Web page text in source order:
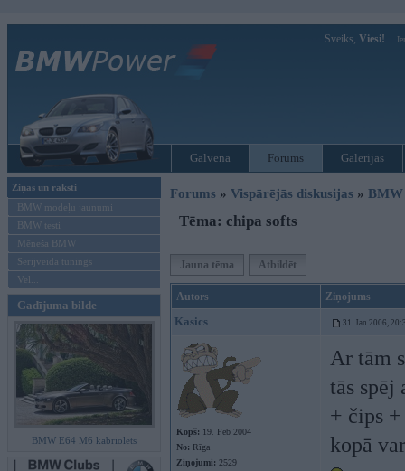
Sveiks, Viesi!
Galvenā Forums Galerijas
Ziņas un raksti
BMW modeļu jaunumi
BMW testi
Mēneša BMW
Sērijveida tūnings
Vel...
Gadījuma bilde
BMW E64 M6 kabriolets
Forums » Vispārējās diskusijas » BMW
Tēma: chipa softs
Jauna tēma Atbildēt
Autors Ziņojums
Kasics 31. Jan 2006,
Kopš: 19. Feb 2004
No: Rīga
Ziņojumi: 2529
Ar tām
tās spēj
+ čips
kopā